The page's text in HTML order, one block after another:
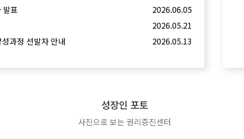
발표
2026.06.05
2026.05.21
과정 선발자 안내
2026.05.13
성장인 포토
사진으로 보는 권리증진센터